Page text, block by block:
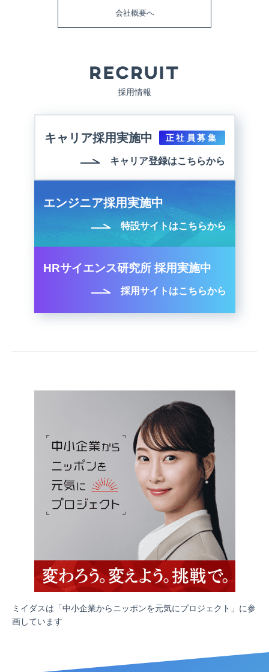
会社概要へ
採用情報
キャリア採用実施中 正社員募集
キャリア登録はこちらから
エンジニア採用実施中
特設サイトはこちらから
HRサイエンス研究所 採用実施中
採用サイトはこちらから
ミイダスは「中小企業からニッポンを元気にプロジェクト」に参
画しています